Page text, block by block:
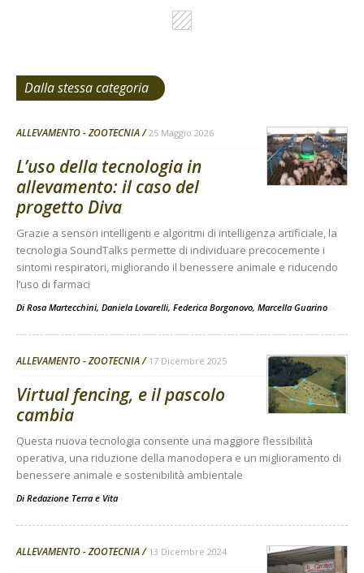
Dalla stessa categoria
ALLEVAMENTO - ZOOTECNIA 25 Maggio 2026
L’uso della tecnologia in
allevamento: il caso del
progetto Diva
Grazie a sensori intelligenti e algoritmi di intelligenza artificiale, la
tecnologia SoundTalks permette di individuare precocemente i
sintomi respiratori, migliorando il benessere animale e riducendo
l’uso di farmaci
Di Rosa Martecchini, Daniela Lovarelli, Federica Borgonovo, Marcella Guarino -
ALLEVAMENTO - ZOOTECNIA 17 Dicembre 2025
Virtual fencing, e il pascolo
cambia
Questa nuova tecnologia consente una maggiore flessibilità
operativa, una riduzione della manodopera e un miglioramento di
benessere animale e sostenibilità ambientale
Di Redazione Terra e Vita
ALLEVAMENTO - ZOOTECNIA 13 Dicembre 2024